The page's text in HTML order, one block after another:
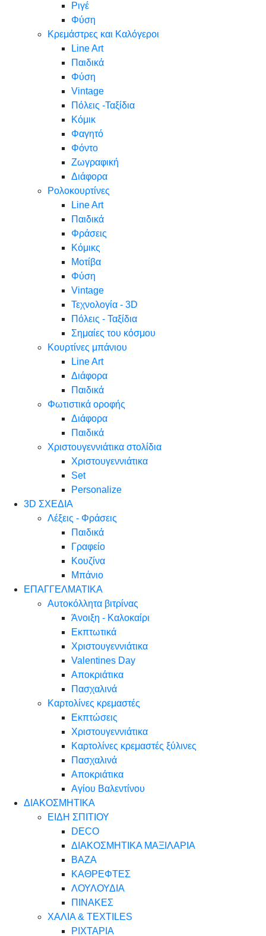
Ριγέ
Φύση
Κρεμάστρες και Καλόγεροι
Line Art
Παιδικά
Φύση
Vintage
Πόλεις -Ταξίδια
Κόμικ
Φαγητό
Φόντο
Ζωγραφική
Διάφορα
Ρολοκουρτίνες
Line Art
Παιδικά
Φράσεις
Κόμικς
Μοτίβα
Φύση
Vintage
Τεχνολογία - 3D
Πόλεις - Ταξίδια
Σημαίες του κόσμου
Κουρτίνες μπάνιου
Line Art
Διάφορα
Παιδικά
Φωτιστικά οροφής
Διάφορα
Παιδικά
Χριστουγεννιάτικα στολίδια
Χριστουγεννιάτικα
Set
Personalize
3D ΣΧΕΔΙΑ
Λέξεις - Φράσεις
Παιδικά
Γραφείο
Κουζίνα
Μπάνιο
ΕΠΑΓΓΕΛΜΑΤΙΚΑ
Αυτοκόλλητα βιτρίνας
Άνοιξη - Καλοκαίρι
Εκπτωτικά
Χριστουγεννιάτικα
Valentines Day
Αποκριάτικα
Πασχαλινά
Καρτολίνες κρεμαστές
Εκπτώσεις
Χριστουγεννιάτικα
Καρτολίνες κρεμαστές ξύλινες
Πασχαλινά
Αποκριάτικα
Αγίου Βαλεντίνου
ΔΙΑΚΟΣΜΗΤΙΚΑ
ΕΙΔΗ ΣΠΙΤΙΟΥ
DECO
ΔΙΑΚΟΣΜΗΤΙΚΑ ΜΑΞΙΛΑΡΙΑ
ΒΑΖΑ
ΚΑΘΡΕΦΤΕΣ
ΛΟΥΛΟΥΔΙΑ
ΠΙΝΑΚΕΣ
ΧΑΛΙΑ & TEXTILES
ΡΙΧΤΑΡΙΑ